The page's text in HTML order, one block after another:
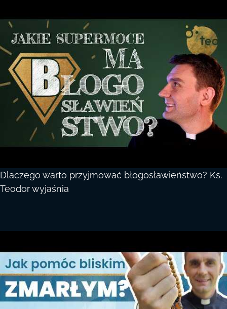
Dlaczego warto przyjmować błogosławieństwo? Ks.
Teodor wyjaśnia